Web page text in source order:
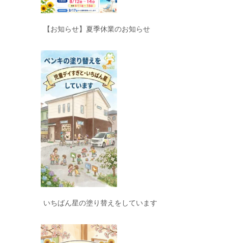
【お知らせ】夏季休業のお知らせ
いちばん星の塗り替えをしています